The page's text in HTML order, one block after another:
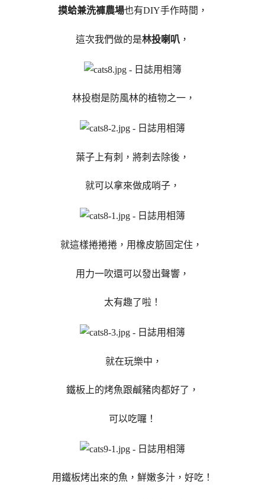
摸蛤兼洗褲農場也有DIY手作時間，
這次我們做的是林投喇叭 ，
林投樹是防風林的植物之一，
葉子上有刺，將刺去除後，
就可以拿來做成哨子，
就這樣捲捲捲，用橡皮筋固定住，
用力一吹還可以發出聲響，
太有趣了啦！
就在玩樂中，
鐵板上的烤魚跟鹹豬肉都好了，
可以吃囉！
用鐵板烤出來的魚，鮮嫩多汁，好吃！